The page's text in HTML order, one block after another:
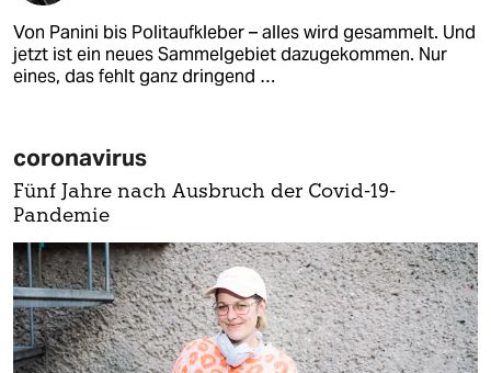
Von Panini bis Politaufkleber – alles wird gesammelt. Und
jetzt ist ein neues Sammelgebiet dazugekommen. Nur
eines, das fehlt ganz dringend …
coronavirus
Fünf Jahre nach Ausbruch der Covid-19-
Pandemie